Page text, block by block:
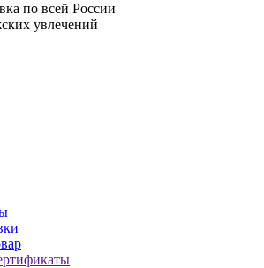
по всей России
увлечений